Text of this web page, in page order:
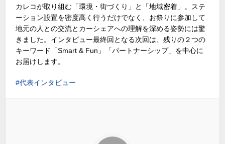
カレコが取り組む「環境・街づくり」と「地域密着」。ステ
ーション設置を密度高く行うだけでなく、お祭りに参加して
地元の人との交流とカーシェアへの理解を深める姿勢には驚
きました。インタビュー最終回となる次回は、残りの２つの
キーワード「Smart & Fun」「パートナーシップ」を中心に
お届けします。
代表インタビュー